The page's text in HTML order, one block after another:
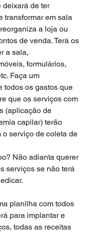
deixará de ter
transformar em sala
a loja ou
de venda. Terá os
a sala,
formulários,
Faça um
todos os gastos que
que os serviços com
(aplicação de
capilar) terão
o serviço de coleta de
Não adianta querer
serviços se não terá
planilha com todos
para implantar e
todas as receitas